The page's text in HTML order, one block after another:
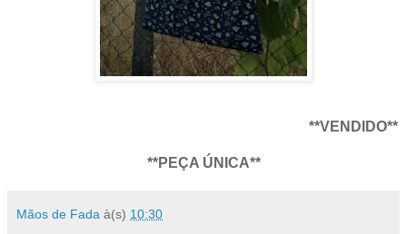
**VENDIDO**
**PEÇA ÚNICA**
Mãos de Fada à(s) 10:30